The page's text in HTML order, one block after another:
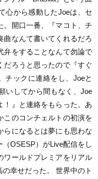
心から感動したJoeは、セ
。開口一番、『マコト、チ
曲なんて書いてくれるだろ
弁をすることなんて勿論で
だろうと思ったので『すぐ
チックに連絡をし、Joeと
いしてから間もなく、Joe
！』と連絡をもらった。あ
このコンチェルトの初演を
らになるとは夢にも思わな
OSESP）がLive配信をし
ワールドプレミアをリアル
幸せだった。 世界中のト